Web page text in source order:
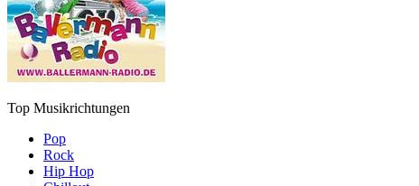
Top Musikrichtungen
Pop
Rock
Hip Hop